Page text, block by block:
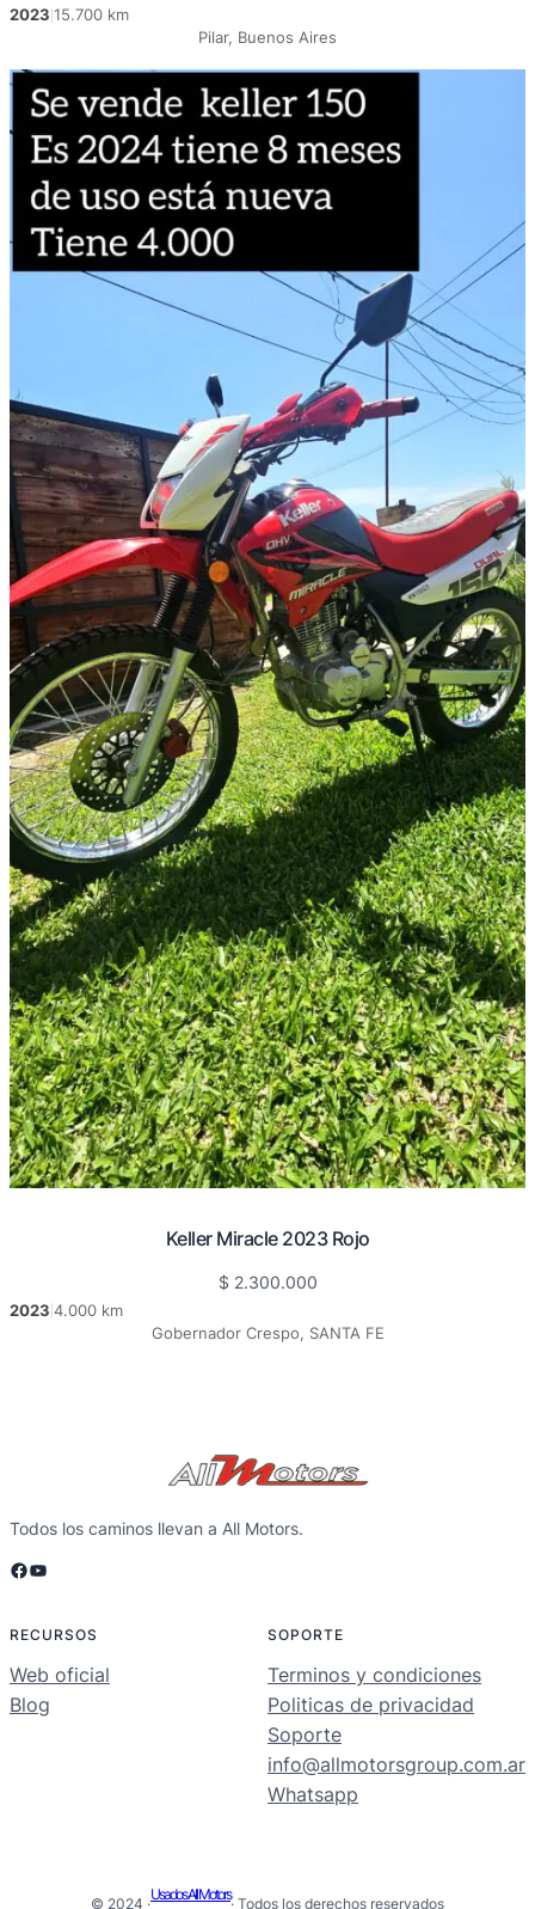
2023 15.700 km
Pilar, Buenos Aires
Keller Miracle 2023 Rojo
$ 2.300.000
2023 4.000 km
Gobernador Crespo, SANTA FE
Todos los caminos llevan a All Motors.
Facebook YouTube
RECURSOS
Web oficial
Blog
SOPORTE
Terminos y condiciones
Politicas de privacidad
Soporte
info@allmotorsgroup.com.ar
Whatsapp
© 2024 ·
Usados All Motors
· Todos los derechos reservados